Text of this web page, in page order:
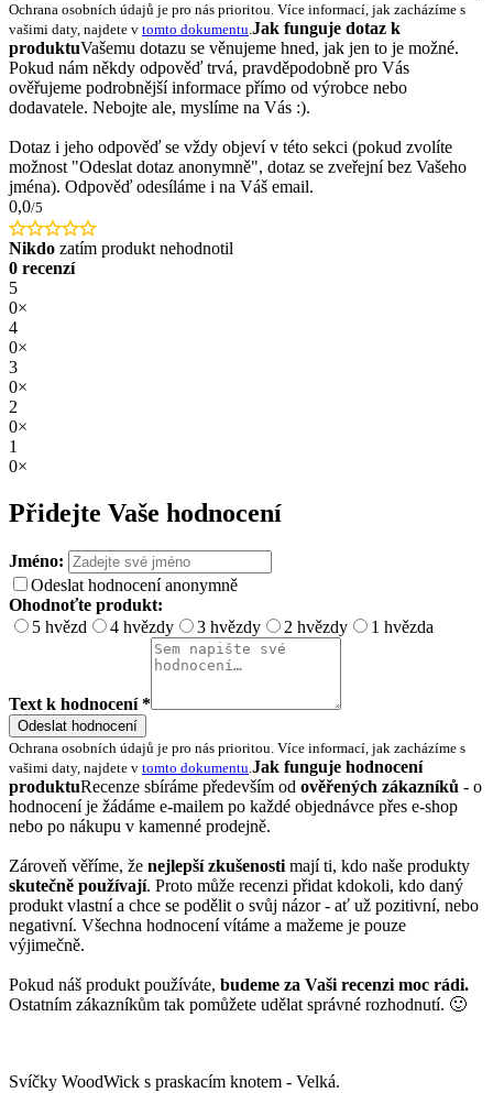
Ochrana osobních údajů je pro nás prioritou. Více informací, jak zacházíme s
vašimi daty, najdete v tomto dokumentu.Jak funguje dotaz k
produktuVašemu dotazu se věnujeme hned, jak jen to je možné.
Pokud nám někdy odpověď trvá, pravděpodobně pro Vás
ověřujeme podrobnější informace přímo od výrobce nebo
dodavatele. Nebojte ale, myslíme na Vás :).
Dotaz i jeho odpověď se vždy objeví v této sekci (pokud zvolíte
možnost "Odeslat dotaz anonymně", dotaz se zveřejní bez Vašeho
jména). Odpověď odesíláme i na Váš email.
0,0/5
Nikdo zatím produkt nehodnotil
0 recenzí
5
0×
4
0×
3
0×
2
0×
1
0×
Přidejte Vaše hodnocení
Jméno:
Odeslat hodnocení anonymně
Ohodnoťte produkt:
5 hvězd
4 hvězdy 3 hvězdy 2 hvězdy 1 hvězda
Text k hodnocení *
Odeslat hodnocení
Ochrana osobních údajů je pro nás prioritou. Více informací, jak zacházíme s
vašimi daty, najdete v tomto dokumentu.Jak funguje hodnocení
produktuRecenze sbíráme především od ověřených zákazníků - o
hodnocení je žádáme e-mailem po každé objednávce přes e-shop
nebo po nákupu v kamenné prodejně.
Zároveň věříme, že nejlepší zkušenosti mají ti, kdo naše produkty
skutečně používají. Proto může recenzi přidat kdokoli, kdo daný
produkt vlastní a chce se podělit o svůj názor - ať už pozitivní, nebo
negativní. Všechna hodnocení vítáme a mažeme je pouze
výjimečně.
Pokud náš produkt používáte, budeme za Vaši recenzi moc rádi.
Ostatním zákazníkům tak pomůžete udělat správné rozhodnutí. 🙂
Svíčky WoodWick s praskacím knotem - Velká.